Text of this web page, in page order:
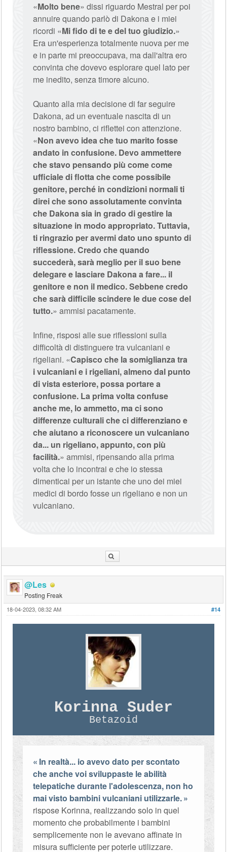
«Molto bene» dissi riguardo Mestral per poi
annuire quando parlò di Dakona e i miei
ricordi «Mi fido di te e del tuo giudizio.»
Era un'esperienza totalmente nuova per me
e in parte mi preoccupava, ma dall'altra ero
convinta che dovevo esplorare quel lato per
me inedito, senza timore alcuno.
Quanto alla mia decisione di far seguire
Dakona, ad un eventuale nascita di un
nostro bambino, ci riflettei con attenzione.
«Non avevo idea che tuo marito fosse
andato in confusione. Devo ammettere
che stavo pensando più come come
ufficiale di flotta che come possibile
genitore, perché in condizioni normali ti
direi che sono assolutamente convinta
che Dakona sia in grado di gestire la
situazione in modo appropriato. Tuttavia,
ti ringrazio per avermi dato uno spunto di
riflessione. Credo che quando
succederà, sarà meglio per il suo bene
delegare e lasciare Dakona a fare... il
genitore e non il medico. Sebbene credo
che sarà difficile scindere le due cose del
tutto.» ammisi pacatamente.
Infine, risposi alle sue riflessioni sulla
difficoltà di distinguere tra vulcaniani e
rigeliani. «Capisco che la somiglianza tra
i vulcaniani e i rigeliani, almeno dal punto
di vista esteriore, possa portare a
confusione. La prima volta confuse
anche me, lo ammetto, ma ci sono
differenze culturali che ci differenziano e
che aiutano a riconoscere un vulcaniano
da... un rigeliano, appunto, con più
facilità.» ammisi, ripensando alla prima
volta che lo incontrai e che io stessa
dimenticai per un istante che uno dei miei
medici di bordo fosse un rigeliano e non un
vulcaniano.
@Les
Posting Freak
#14
18-04-2023, 08:32 AM
Korinna Suder
Betazoid
In realtà... io avevo dato per scontato
che anche voi sviluppaste le abilità
telepatiche durante l'adolescenza, non ho
mai visto bambini vulcaniani utilizzarle.
rispose Korinna, realizzando solo in quel
momento che probabilmente i bambini
semplicemente non le avevano affinate in
misura sufficiente per poterle utilizzare.